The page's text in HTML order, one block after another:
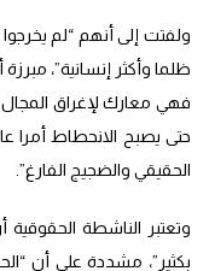
ولفتت إلى أنهم “لم
ظلما وأكثر إنسانية”، مبرزة
فهي معارك لإغراق المجال
حتى يصبح الانحطاط أمرا
الحقيقي والضجيج الفارغ”.
وتعتبر الناشطة
بكثير”، مشددة على أن